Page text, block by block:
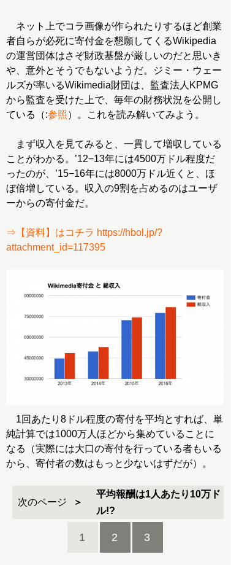
ネット上でコラ画像が作られたりするほど創業
者自らが必死に寄付金を懇願してくるWikipedia
の運営団体はさぞ財政基盤が厳しいのだと思いき
や、意外とそうでもないようだ。ジミー・ウェー
ルズが率いるWikimedia財団は、監査法人KPMG
から監査を受けた上で、毎年の財務状況を公開し
ている（:参照）。これを読み解いてみよう。
まず収入を見てみると、一貫して増収している
ことがわかる。’12−13年には4500万ドル程度だ
ったのが、’15−16年には8000万ドル近くと、ほ
ぼ倍増している。収入の9割を占めるのはユーザ
ーからの寄付金だ。
⇒【資料】はコチラ https://hbol.jp/?
attachment_id=117395
1回あたり8ドル程度の寄付を平均とすれば、単
純計算では1000万人ほどから集めていることに
なる（実際には大口の寄付を行っている者もいる
から、寄付者の数はもっと少ないはずだが）。
次のページ
平均報酬は1人あたり10万ド
ル!?
1 2 3